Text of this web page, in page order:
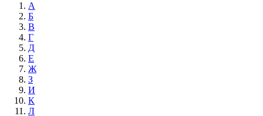
А
Б
В
Г
Д
Е
Ж
З
И
К
Л